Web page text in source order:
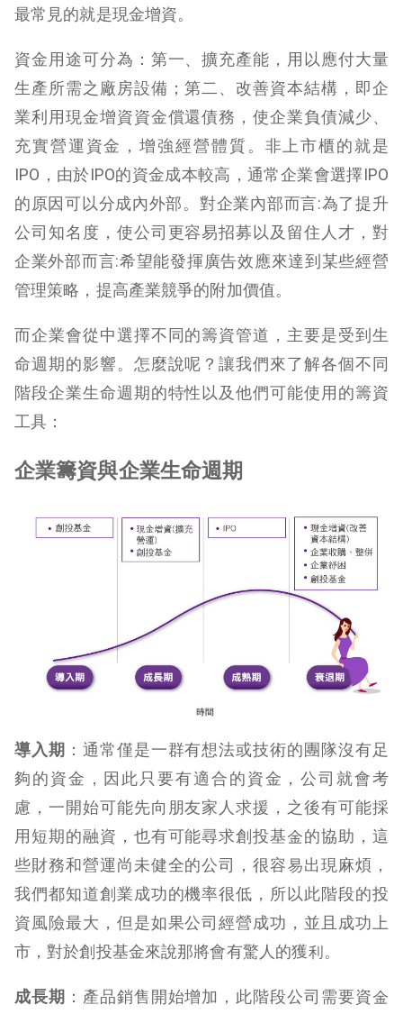
最常見的就是現金增資。
資金用途可分為：第一、擴充產能，用以應付大量
生產所需之廠房設備；第二、改善資本結構，即企
業利用現金增資資金償還債務，使企業負債減少、
充實營運資金，增強經營體質。非上市櫃的就是
IPO，由於IPO的資金成本較高，通常企業會選擇IPO
的原因可以分成內外部。對企業內部而言:為了提升
公司知名度，使公司更容易招募以及留住人才，對
企業外部而言:希望能發揮廣告效應來達到某些經營
管理策略，提高產業競爭的附加價值。
而企業會從中選擇不同的籌資管道，主要是受到生
命週期的影響。怎麼說呢？讓我們來了解各個不同
階段企業生命週期的特性以及他們可能使用的籌資
工具：
企業籌資與企業生命週期
導入期 ：通常僅是一群有想法或技術的團隊沒有足
夠的資金，因此只要有適合的資金，公司就會考
慮，一開始可能先向朋友家人求援，之後有可能採
用短期的融資，也有可能尋求創投基金的協助，這
些財務和營運尚未健全的公司，很容易出現麻煩，
我們都知道創業成功的機率很低，所以此階段的投
資風險最大，但是如果公司經營成功，並且成功上
市，對於創投基金來說那將會有驚人的獲利。
成長期 ：產品銷售開始增加，此階段公司需要資金